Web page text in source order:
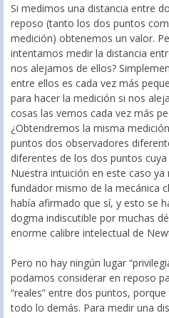
Si medimos una distancia entre
reposo (tanto los dos puntos
medición) obtenemos un valor.
intentamos medir la distancia
nos alejamos de ellos?
entre ellos es cada vez más
para hacer la medición si nos
cosas las vemos cada vez más
¿Obtendremos la misma
puntos dos observadores
diferentes de los dos puntos
Nuestra intuición en este caso
fundador mismo de la mecánica
había afirmado que sí, y esto se
dogma indiscutible por muchas
enorme calibre intelectual de
Pero no hay ningún lugar
podamos considerar en reposo
“reales” entre dos puntos,
todo lo demás. Para medir una